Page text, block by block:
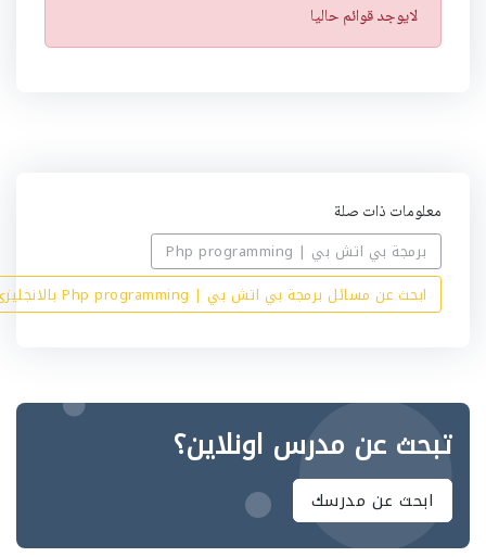
ت
ن
لايوجد قوائم حاليا
معلومات ذات صلة
برمجة بي اتش بي | Php programming
ابحث عن مسائل برمجة بي اتش بي | Php programming بالانجليزي
تبحث عن مدرس اونلاين؟
ابحث عن مدرسك